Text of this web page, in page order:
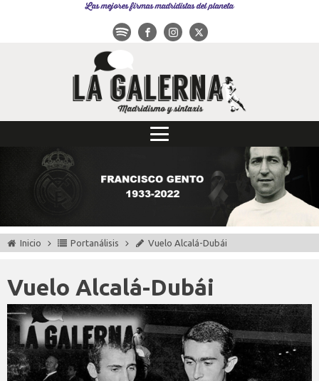
Las mejores firmas madridistas del planeta
Inicio Portanálisis Vuelo Alcalá-Dubái
Vuelo Alcalá-Dubái